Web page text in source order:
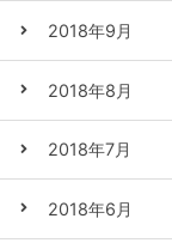
2018年9月
2018年8月
2018年7月
2018年6月